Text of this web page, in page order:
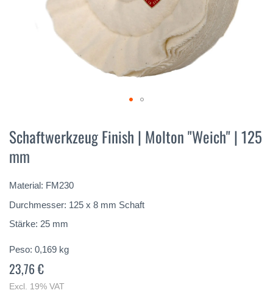
della
galleria
di
Schaftwerkzeug Finish | Molton "Weich" | 125
mm
Material: FM230
Durchmesser: 125 x 8 mm Schaft
Stärke: 25 mm
Peso: 0,169 kg
23,76 €
Excl. 19% VAT